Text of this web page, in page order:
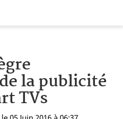
la publicité
TVs